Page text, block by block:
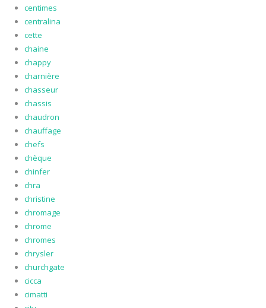
centimes
centralina
cette
chaine
chappy
charnière
chasseur
chassis
chaudron
chauffage
chefs
chèque
chinfer
chra
christine
chromage
chrome
chromes
chrysler
churchgate
cicca
cimatti